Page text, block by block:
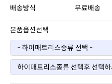
배송방식 무료배송
본품옵션선택